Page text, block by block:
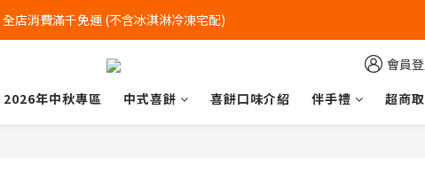
全店消費滿千免運 (不含冰淇淋冷凍宅配)
全店消費滿千免運 (不含冰淇淋冷凍宅配)
中式喜餅每消費滿一萬元，加贈2個一斤大餅
全店消費滿千免運 (不含冰淇淋冷凍宅配)
會員
2026年中秋專區 中式喜餅 喜餅口味介紹 伴手禮 超商